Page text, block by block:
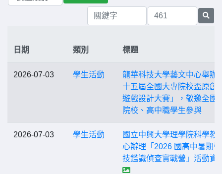
日期 類別 標題
2026-07-03 學生活動
龍華科技大學藝文中心舉辦
十五屆全國大專院校盃原創
遊戲設計大賽」，敬邀全國
院校、高中職學生參與
2026-07-03 學生活動
國立中興大學理學院科學教
心辦理「2026 國高中暑期
技鑑識偵查實戰營」活動資